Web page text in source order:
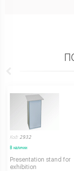
Код: 2932
В наличии
Presentation stand for
exhibition